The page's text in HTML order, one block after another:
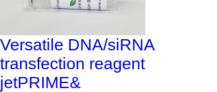
Versatile DNA/siRNA
transfection reagent
jetPRIME&